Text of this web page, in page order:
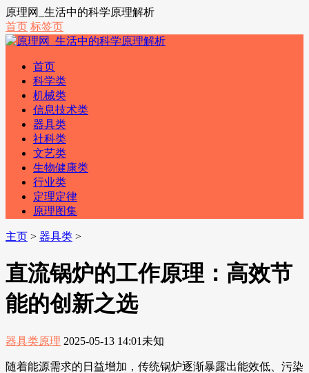
原理网_生活中的科学原理解析
首页 标签页
首页
科学类
机械类
信息技术类
器具类
社科类
文艺类
生物健康类
行业类
定理定律
原理图集
主页 > 器具类 >
直流锅炉的工作原理：高效节
能的创新之选
器具类原理 2025-05-13 14:01 未知
随着能源需求的日益增加，传统锅炉逐渐暴露出能效低、污染